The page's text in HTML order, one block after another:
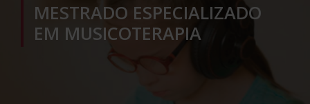
MESTRADO ESPECIALIZADO
EM MUSICOTERAPIA